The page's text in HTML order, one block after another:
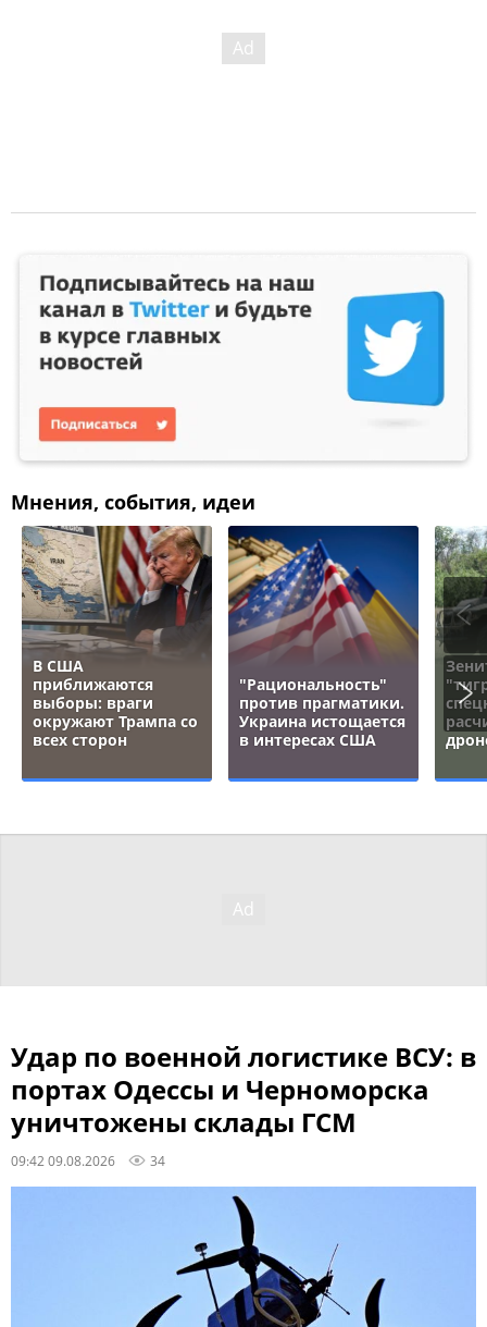
Мнения, события, идеи
В США
приближаются
выборы: враги
окружают Трампа со
всех сторон
"Рациональность"
против прагматики.
Украина истощается
в интересах США
Удар по военной логистике ВСУ: в
портах Одессы и Черноморска
уничтожены склады ГСМ
09:42 09.08.2026 34